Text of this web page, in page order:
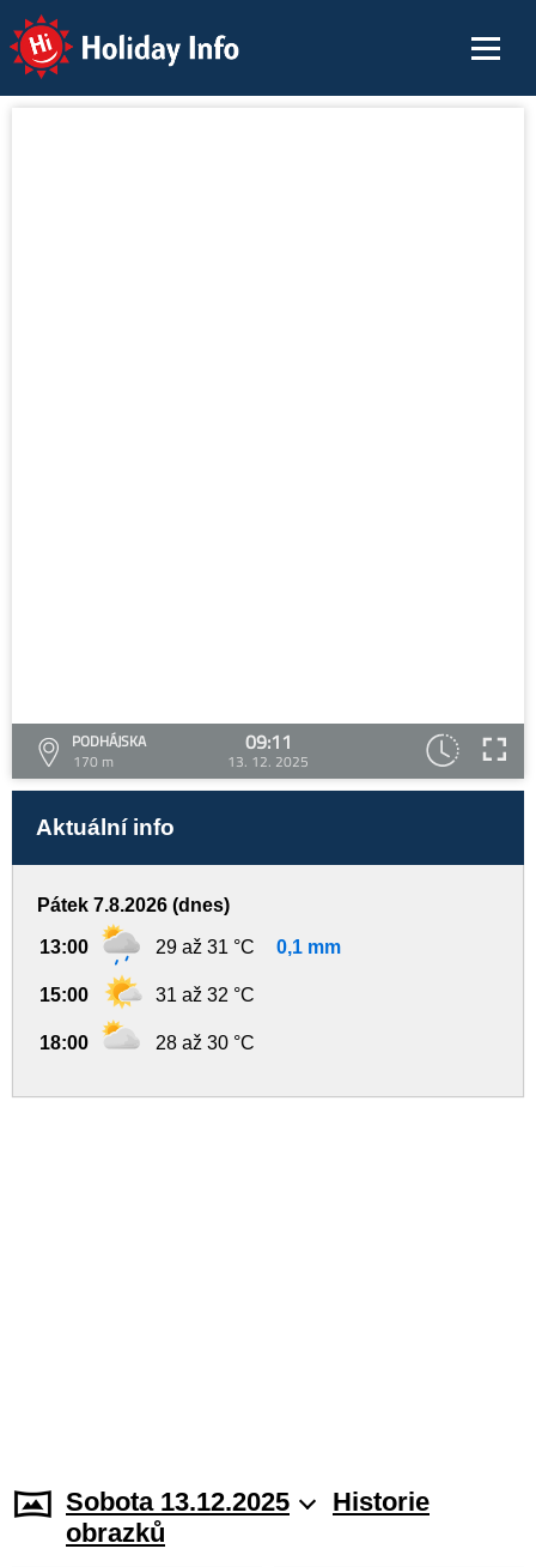
Holiday Info
PODHÁJSKA
170 m
09:11
13. 12. 2025
Aktuální info
Pátek 7.8.2026 (dnes)
13:00 29 až 31 °C 0,1 mm
15:00 31 až 32 °C
18:00 28 až 30 °C
Sobota 13.12.2025
Historie
obrazků